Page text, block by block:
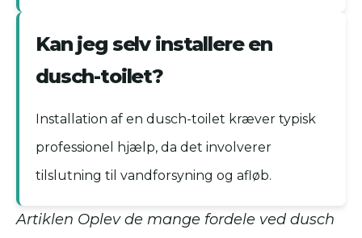
Kan jeg selv installere en
dusch-toilet?
Installation af en dusch-toilet kræver typisk
professionel hjælp, da det involverer
tilslutning til vandforsyning og afløb.
Artiklen Oplev de mange fordele ved dusch